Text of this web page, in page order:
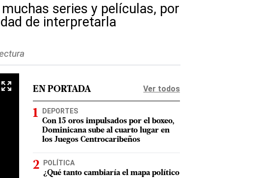
series y películas, por
de interpretarla
EN PORTADA Ver todos
DEPORTES
Con 15 oros impulsados por el boxeo,
Dominicana sube al cuarto lugar en
los Juegos Centrocaribeños
POLÍTICA
¿Qué tanto cambiaría el mapa político